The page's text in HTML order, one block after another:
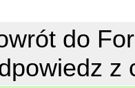
do
z